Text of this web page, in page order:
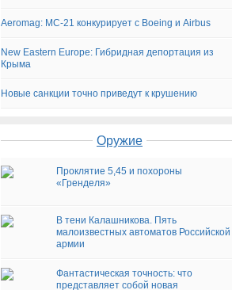
Aeromag: МС-21 конкурирует с Boeing и Airbus
New Eastern Europe: Гибридная депортация из
Крыма
Новые санкции точно приведут к крушению
Оружие
Проклятие 5,45 и похороны
«Гренделя»
В тени Калашникова. Пять
малоизвестных автоматов Российской
армии
Фантастическая точность: что
представляет собой новая